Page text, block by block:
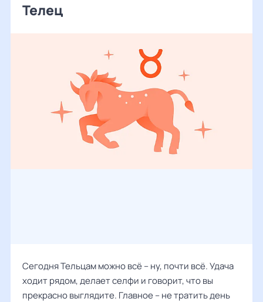
Телец
Сегодня Тельцам можно всё – ну, почти всё. Удача
ходит рядом, делает селфи и говорит, что вы
прекрасно выглядите. Главное – не тратить день